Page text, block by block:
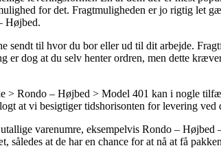
for det. Fragtmuligheden er jo rigtig let
Højbed.
sendt til hvor du bor eller ud til dit arbejde.
er dog at du selv henter ordren, men dette
> Rondo – Højbed > Model 401 kan i nogle
at vi besigtiger tidshorisonten for levering ved
varenumre, eksempelvis Rondo –
at de har en chance for at nå at få